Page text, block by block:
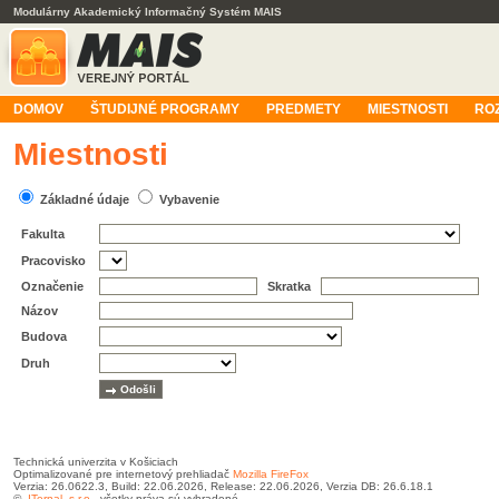
Modulárny Akademický Informačný Systém MAIS
DOMOV ŠTUDIJNÉ PROGRAMY PREDMETY MIESTNOSTI
Miestnosti
Základné údaje Vybavenie
Fakulta
Pracovisko
Označenie
Skratka
Názov
Budova
Druh
Technická univerzita v Košiciach
Optimalizované pre internetový prehliadač Mozilla FireFox
Verzia: 26.0622.3, Build: 22.06.2026, Release: 22.06.2026, Verzia DB: 26.6.18.1